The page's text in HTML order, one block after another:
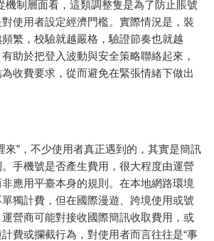
機制層面看，這類調整隻是為了防止賬號
使用者設定經濟門檻。實際情況是，裝
繁，校驗就越嚴格，驗證節奏也就越
助於把登入波動與安全策略聯絡起來，
收費要求，從而避免在緊張情緒下做出
來”，不少使用者真正遇到的，其實是簡訊
手機號是否產生費用，很大程度由運營
應用平臺本身的規則。在本地網路環境
獨計費，但在國際漫遊、跨境使用或號
營商可能對接收國際簡訊收取費用，或
費或攔截行為，對使用者而言往往是“事